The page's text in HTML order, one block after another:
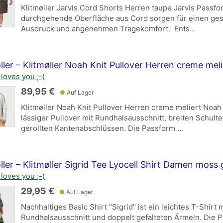
Klitmøller Jarvis Cord Shorts Herren taupe Jarvis
durchgehende Oberfläche aus Cord sorgen für einen
Ausdruck und angenehmen Tragekomfort. Ents...
– Klitmøller Noah Knit Pullover Herren creme
loves you ;-)
89,95 € ● Auf Lager
Klitmøller Noah Knit Pullover Herren creme meliert
lässiger Pullover mit Rundhalsausschnitt, breiten
gerollten Kantenabschlüssen. Die Passform ...
– Klitmøller Sigrid Tee Lyocell Shirt Damen moss
loves you ;-)
29,95 € ● Auf Lager
Nachhaltiges Basic Shirt "Sigrid" ist ein leichtes T-Shirt
Rundhalsausschnitt und doppelt gefalteten Ärmeln. Die